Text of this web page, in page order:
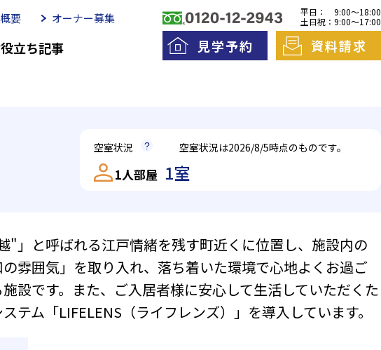
立ち記事
介護費用とお金について
要 オーナー募集
平日：
土日祝：
9:00～18:00
9:00～17:00
見学予約 資料請求
空室状況 空室状況は2026/8/5時点のものです。
1人部屋 1室
対策としてエントランスは施錠しており、インターホンで事務所
で出入りできるよう、段差のないバリアフリー設計。車寄せが
す。救急車両も止めやすくなっています。
エントラ
す。ご来
族様との
"」と呼ばれる江戸情緒を残す町近くに位置し、施設内の
雰囲気」を取り入れ、落ち着いた環境で心地よくお過ご
設です。また、ご入居者様に安心して生活していただくた
テム「LIFELENS（ライフレンズ）」を導入しています。